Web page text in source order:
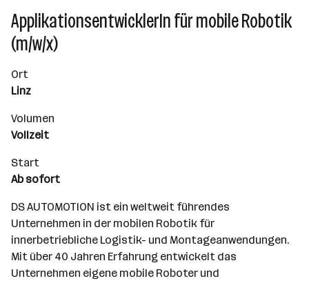
Linz
ApplikationsentwicklerIn für mobile Robotik
(m/w/x)
Ort
Linz
Volumen
Vollzeit
Start
Ab sofort
DS AUTOMOTION ist ein weltweit führendes
Unternehmen in der mobilen Robotik für
innerbetriebliche Logistik- und Montageanwendungen.
Mit über 40 Jahren Erfahrung entwickelt das
Unternehmen eigene mobile Roboter und